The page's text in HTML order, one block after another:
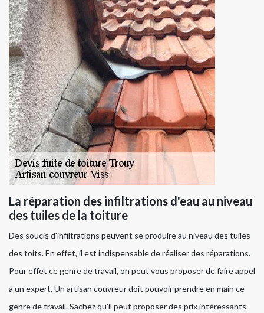
La réparation des infiltrations d'eau au niveau
des tuiles de la toiture
Des soucis d'infiltrations peuvent se produire au niveau des tuiles
des toits. En effet, il est indispensable de réaliser des réparations.
Pour effet ce genre de travail, on peut vous proposer de faire appel
à un expert. Un artisan couvreur doit pouvoir prendre en main ce
genre de travail. Sachez qu'il peut proposer des prix intéressants